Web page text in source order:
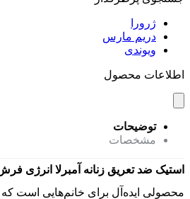
ژرورا
دریم مارس
ویوندی
اطلاعات محصول
توضیحات
مشخصات
استیک ضد تعریق زنانه آمبرلا انرژی
محصولی ایده‌آل برای خانم‌هایی است که